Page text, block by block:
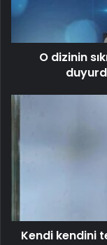
O dizinin
Kendi kendini